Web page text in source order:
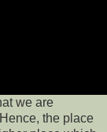
we are
the place